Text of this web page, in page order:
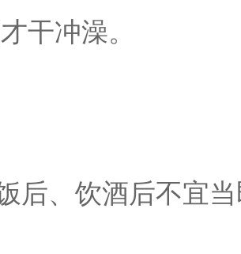
干冲澡。
后、饮酒后不宜